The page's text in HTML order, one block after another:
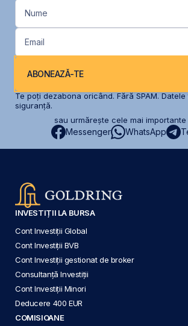
Nume
Email
ABONEAZĂ-TE
Te poți dezabona oricând. Fără SPAM.
siguranță.
sau urmărește cele mai importante
Messenger WhatsApp
INVESTIȚII LA BURSA
Cont Investiții Global
Cont Investiții BVB
Cont Investiții gestionat de broker
Consultanță Investiții
Cont Investiții Minori
Deducere 400 EUR
COMISIOANE